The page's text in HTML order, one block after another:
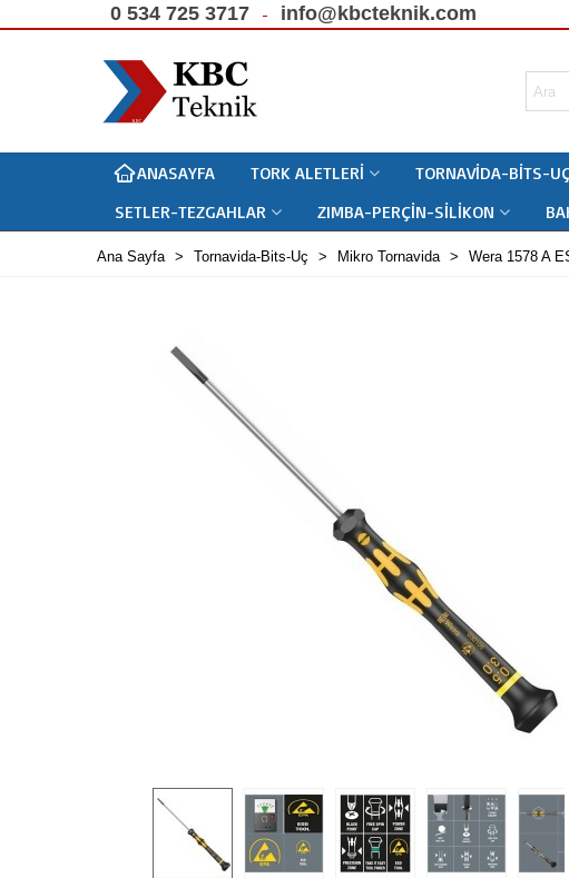
0 534 725 3717 info@kbcteknik.com
ANASAYFA TORK ALETLERI TORNAVIDA-BITS-
SETLER-TEZGAHLAR
ZIMBA-PERÇIN-SILIKON
Ana Sayfa > Tornavida-Bits-Uç > Mikro Tornavida > Wera 1578 A